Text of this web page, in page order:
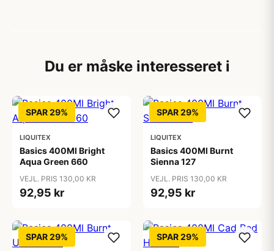
Du er måske interesseret i
SPAR 29%
LIQUITEX
Basics 400Ml Bright
Aqua Green 660
VEJL. PRIS 130,00 KR
92,95 kr
SPAR 29%
LIQUITEX
Basics 400Ml Burnt
Sienna 127
VEJL. PRIS 130,00 KR
92,95 kr
SPAR 29% SPAR 29%